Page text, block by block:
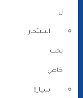
ل
استئجار
يخت
خاص
سيارة